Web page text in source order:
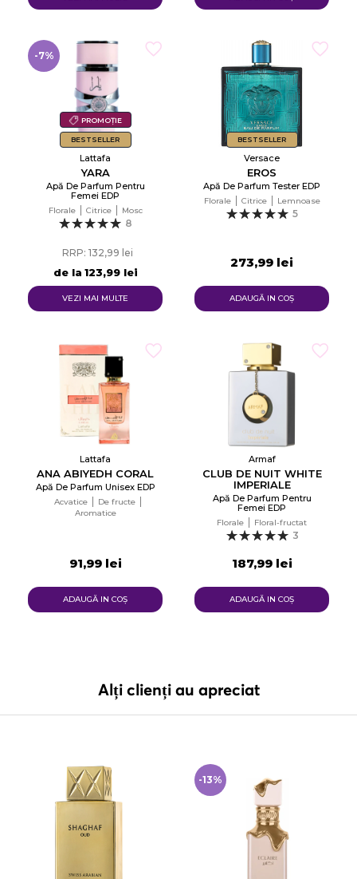
PROMOȚIE
BESTSELLER
-7%
Lattafa
YARA
Apă De Parfum Pentru
Femei EDP
Florale Citrice Mosc
8
de la
RRP: 132,99 lei
123,99 lei
VEZI MAI MULTE
BESTSELLER
Versace
EROS
Apă De Parfum Tester EDP
Florale Citrice Lemnoase
5
273,99 lei
ADAUGĂ IN COŞ
Lattafa
ANA ABIYEDH CORAL
Apă De Parfum Unisex EDP
Acvatice
De fructe
Aromatice
91,99 lei
ADAUGĂ IN COŞ
Armaf
CLUB DE NUIT WHITE
IMPERIALE
Apă De Parfum Pentru
Femei EDP
Florale Floral-fructat
3
187,99 lei
ADAUGĂ IN COŞ
Alți clienți au apreciat
-13%